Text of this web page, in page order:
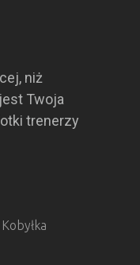
niż
Twoja
trenerzy